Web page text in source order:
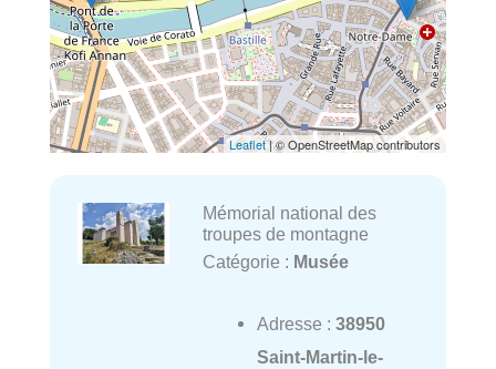
Leaflet| © OpenStreetMap contributors
Mémorial national des
troupes de montagne
Catégorie : Musée
Adresse : 38950
Saint-Martin-le-